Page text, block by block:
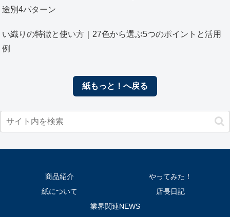
途別4パターン
い織りの特徴と使い方｜27色から選ぶ5つのポイントと活用
例
紙もっと！へ戻る
商品紹介
やってみた！
紙について
店長日記
業界関連NEWS